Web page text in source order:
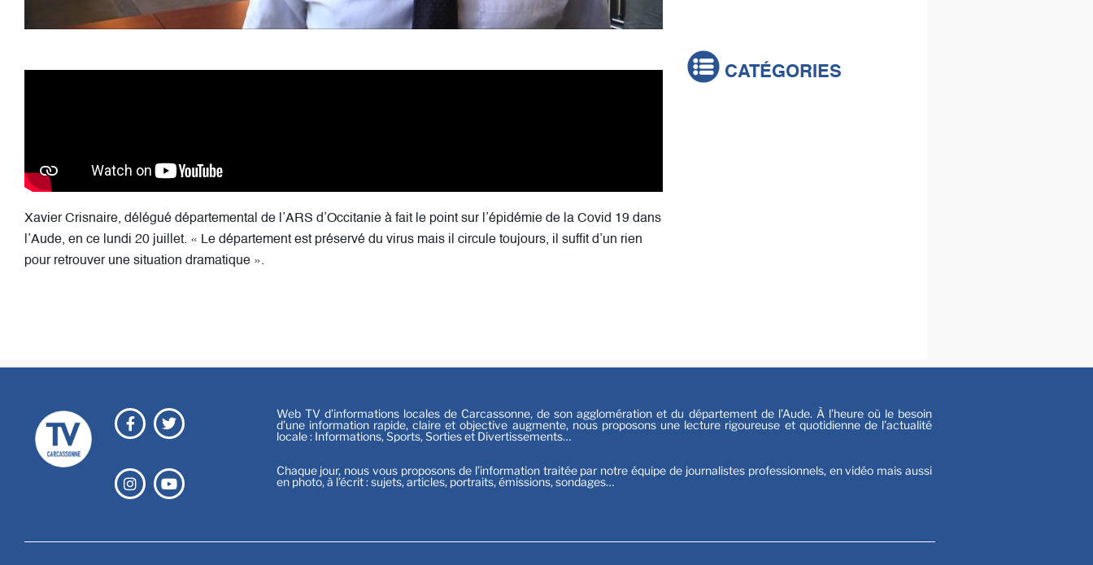
Xavier Crisnaire, délégué départemental de l’ARS d’Occitanie à fait le point sur l’épidémie de la Covid 19 dans
l’Aude, en ce lundi 20 juillet. « Le département est préservé du virus mais il circule toujours, il suffit d’un rien
pour retrouver une situation dramatique ».
CATÉGORIES
Web TV d’informations locales de Carcassonne, de son agglomération et du département de l’Aude. À l’heure où le besoin
d’une information rapide, claire et objective augmente, nous proposons une lecture rigoureuse et quotidienne de l’actualité
locale : Informations, Sports, Sorties et Divertissements…
Chaque jour, nous vous proposons de l’information traitée par notre équipe de journalistes professionnels, en vidéo mais aussi
en photo, à l’écrit : sujets, articles, portraits, émissions, sondages…